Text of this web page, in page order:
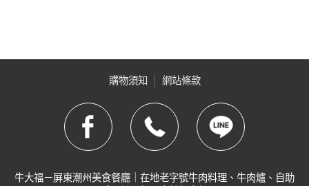
購物須知 網站條款
牛大福－屏東潮州美食餐廳｜在地老字號牛肉料理、牛肉爐、自助